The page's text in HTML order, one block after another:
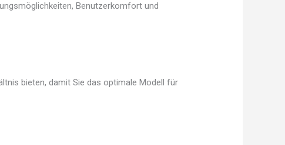
Benutzerkomfort und
bieten, damit Sie das optimale Modell für